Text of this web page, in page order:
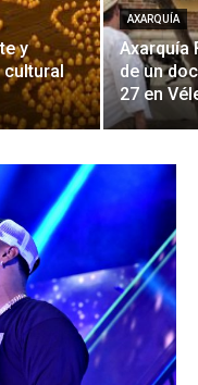
y
cultural
AXARQUÍA
Axarquía
de un
27 en